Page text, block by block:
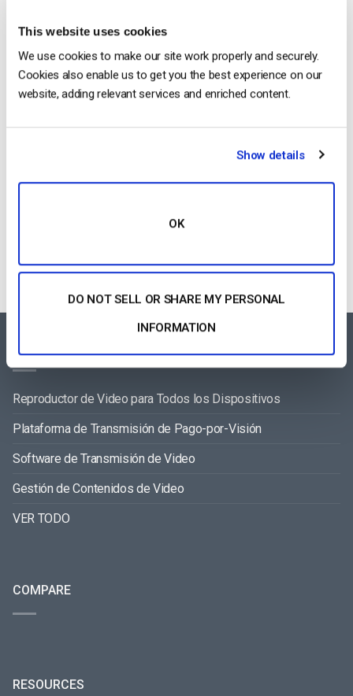
This website uses cookies
We use cookies to make our site work properly and securely.
Cookies also enable us to get you the best experience on our
website, adding relevant services and enriched content.
Show details
OK
DO NOT SELL OR SHARE MY PERSONAL
INFORMATION
Comparación de las 25 mejores
plataformas de streaming en directo en
2025
July 29, 2026
Reproductor de Video para Todos los Dispositivos
Plataforma de Transmisión de Pago-por-Visión
Software de Transmisión de Video
Gestión de Contenidos de Video
VER TODO
COMPARE
RESOURCES